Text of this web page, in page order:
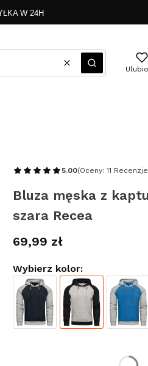
W 24H
WyczyśćSzukaj
5.00(Oceny: 11
Bluza męska z
szara Recea
Cena
69,99 zł
Wybierz kolor: